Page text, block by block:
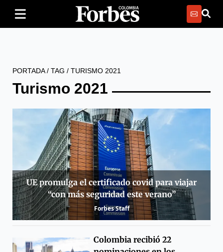
PORTADA/ TAG / TURISMO 2021
Turismo 2021
UE promulga el certificado covid para viajar
“con más seguridad este verano”
Forbes Staff
Colombia recibió 22